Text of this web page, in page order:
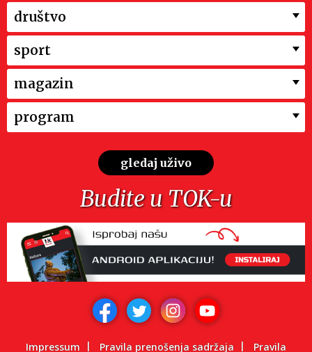
društvo
sport
magazin
program
gledaj uživo
Budite u TOK-u
Impressum Pravila prenošenja sadržaja Pravila